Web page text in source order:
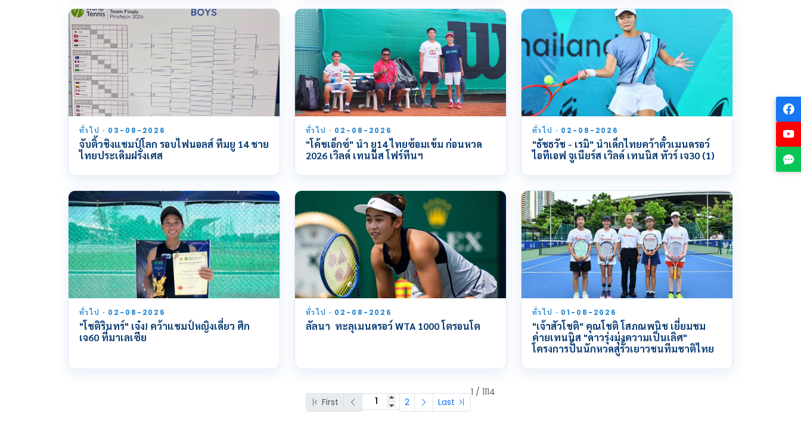
ทั่วไป · 03-08-2026
จับติ้วชิงแชมป์โลก รอบไฟนอลส์ ทีมยู 14 ชาย
ไทยประเดิมฝรั่งเศส
ทั่วไป · 02-08-2026
"โค้ชเอ็กซ์" นำ ยู14 ไทยซ้อมเข้ม ก่อนหวด
2026 เวิลด์ เทนนิส โฟร์ทีนฯ
ทั่วไป · 02-08-2026
"ธัชธวัช - เรมิ" นำเด็กไทยคว้าตั๋วเมนดรอว์
ไอทีเอฟ จูเนียร์ส เวิลด์ เทนนิส ทัวร์ เจ30 (1)
ทั่วไป · 02-08-2026
"โชติรินทร์" เจ๋ง! คว้าแชมป์หญิงเดี่ยว ศึก
เจ60 ที่มาเลเซีย
ทั่วไป · 02-08-2026
ลัลนา ทะลุเมนดรอว์ WTA 1000 โตรอนโต
ทั่วไป · 01-08-2026
"เจ้าสัวโชติ" คุณโชติ โสภณพนิช เยี่ยมชม
ค่ายเทนนิส "ดาวรุ่งมุ่งความเป็นเลิศ"
โครงการปั้นนักหวดสู่รั้วเยาวชนทีมชาติไทย
First 2 Last
1 / 1114